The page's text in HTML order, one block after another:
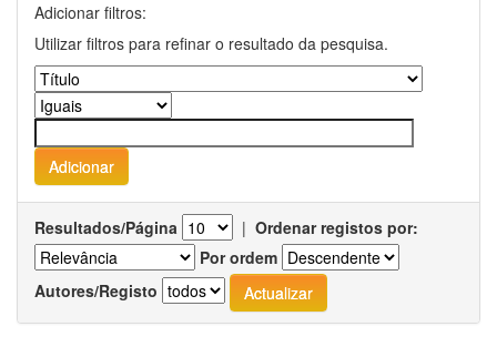
Adicionar filtros:
Utilizar filtros para refinar o resultado da pesquisa.
Resultados/Página | Ordenar registos por:
Por ordem
Autores/Registo